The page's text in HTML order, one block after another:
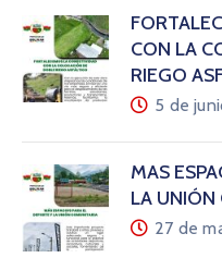
CON LA
RIEGO
5 de
MÁS
LA UNIÓN
27 de